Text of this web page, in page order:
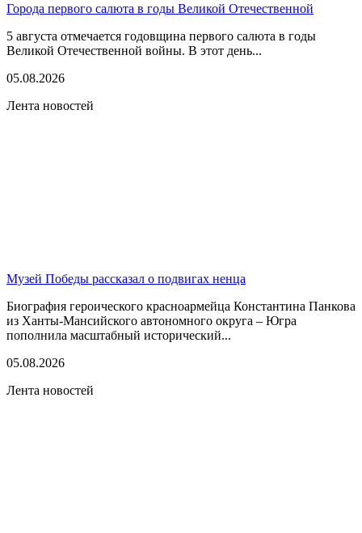
Города первого салюта в годы Великой Отечественной
5 августа отмечается годовщина первого салюта в годы
Великой Отечественной войны. В этот день...
05.08.2026
Лента новостей
Музей Победы рассказал о подвигах ненца
Биография героического красноармейца Константина Панкова
из Ханты-Мансийского автономного округа – Югра
пополнила масштабный исторический...
05.08.2026
Лента новостей